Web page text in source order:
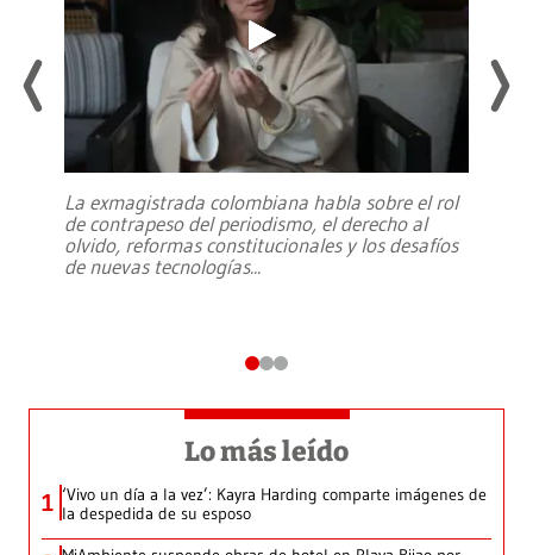
La exmagistrada colombiana habla sobre el rol
de contrapeso del periodismo, el derecho al
olvido, reformas constitucionales y los desafíos
de nuevas tecnologías...
Lo más leído
1 ‘Vivo un día a la vez’: Kayra Harding comparte imágenes de
la despedida de su esposo